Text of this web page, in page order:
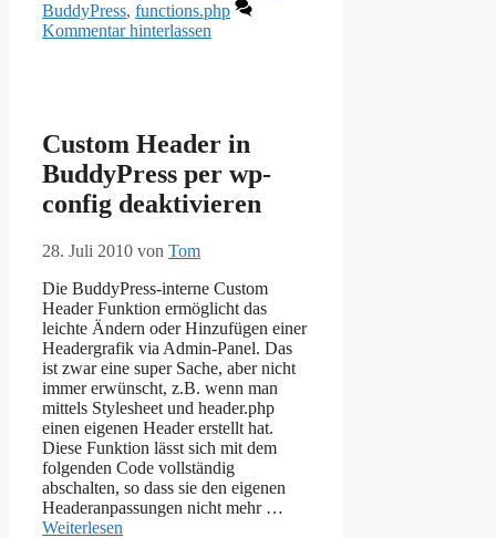
BuddyPress, functions.php
Kommentar hinterlassen
Custom Header in
BuddyPress per wp-
config deaktivieren
28. Juli 2010 von Tom
Die BuddyPress-interne Custom
Header Funktion ermöglicht das
leichte Ändern oder Hinzufügen einer
Headergrafik via Admin-Panel. Das
ist zwar eine super Sache, aber nicht
immer erwünscht, z.B. wenn man
mittels Stylesheet und header.php
einen eigenen Header erstellt hat.
Diese Funktion lässt sich mit dem
folgenden Code vollständig
abschalten, so dass sie den eigenen
Headeranpassungen nicht mehr …
Weiterlesen